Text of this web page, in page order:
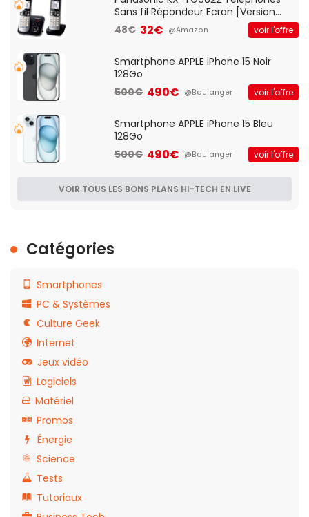
Sans fil Répondeur Ecran [Version
Française]
48€ 32€ @Amazon voir l'offre
Smartphone APPLE iPhone 15 Noir
128Go
500€ 490€ @Boulanger voir l'offre
Smartphone APPLE iPhone 15 Bleu
128Go
500€ 490€ @Boulanger voir l'offre
VOIR TOUS LES BONS PLANS HI-TECH EN LIVE
Catégories
Smartphones
PC & Systèmes
Culture Geek
Internet
Jeux vidéo
Logiciels
Matériel
Promos
Énergie
Science
Tests
Tutoriaux